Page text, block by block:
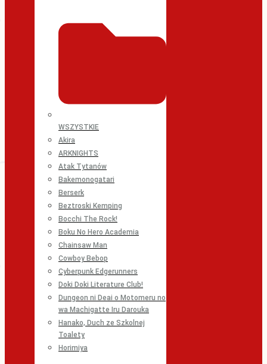
WSZYSTKIE
Akira
ARKNIGHTS
Atak Tytanów
Bakemonogatari
Berserk
Beztroski Kemping
Bocchi The Rock!
Boku No Hero Academia
Chainsaw Man
Cowboy Bebop
Cyberpunk Edgerunners
Doki Doki Literature Club!
Dungeon ni Deai o Motomeru no
wa Machigatte Iru Darouka
Hanako, Duch ze Szkolnej
Toalety
Horimiya